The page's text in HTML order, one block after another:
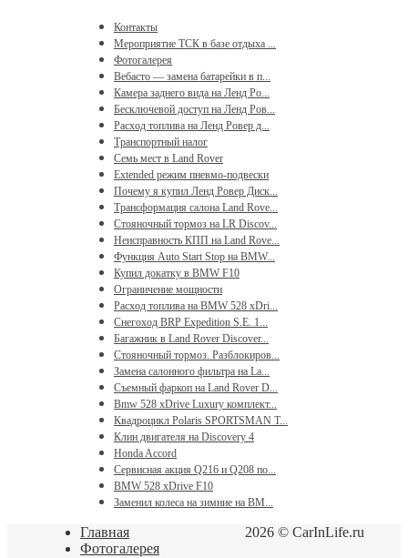
Контакты
Мероприятие ТСК в базе отдыха ...
Фотогалерея
Вебасто — замена батарейки в п...
Камера заднего вида на Ленд Ро...
Бесключевой доступ на Ленд Ров...
Расход топлива на Ленд Ровер д...
Транспортный налог
Семь мест в Land Rover
Extended режим пневмо-подвески
Почему я купил Ленд Ровер Диск...
Трансформация салона Land Rove...
Стояночный тормоз на LR Discov...
Неисправность КПП на Land Rove...
Функция Auto Start Stop на BMW...
Купил докатку в BMW F10
Ограничение мощности
Расход топлива на BMW 528 xDri...
Снегоход BRP Expedition S.E. 1...
Багажник в Land Rover Discover...
Стояночный тормоз. Разблокиров...
Замена салонного фильтра на La...
Съемный фаркоп на Land Rover D...
Bmw 528 xDrive Luxury комплект...
Квадроцикл Polaris SPORTSMAN T...
Клин двигателя на Discovery 4
Honda Accord
Сервисная акция Q216 и Q208 по...
BMW 528 xDrive F10
Заменил колеса на зимние на BM...
2026 © CarInLife.ru
Главная
Фотогалерея